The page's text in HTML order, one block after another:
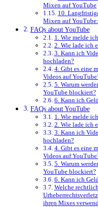
Mixen auf YouTube
10.
Mixen auf
FAQs about YouTube
1. Wie melde
2. Wie lade ich
3. Kann ich
hochladen?
4. Gibt es eine
Videos auf
5. Warum
YouTube blockiert?
6. Kann ich
FAQs about YouTube
1. Wie melde
2. Wie lade ich
3. Kann ich
hochladen?
4. Gibt es eine
Videos auf
5. Warum
YouTube blockiert?
6. Kann ich
Welche
ihren Mixes